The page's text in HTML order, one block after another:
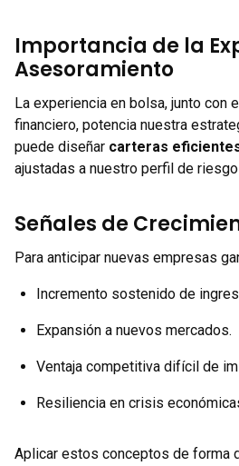
Importancia de la
Asesoramiento
La experiencia en bolsa, junto con
financiero, potencia nuestra
puede diseñar carteras
ajustadas a nuestro perfil de
Señales de
Para anticipar nuevas empresas
Incremento sostenido de
Expansión a nuevos mercados.
Ventaja competitiva difícil de
Resiliencia en crisis
Aplicar estos conceptos de forma